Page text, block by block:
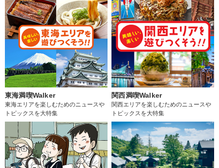
東海満喫Walker
東海エリアを楽しむためのニュースや
トピックスを大特集
関西満喫Walker
関西エリアを楽しむためのニュースや
トピックスを大特集